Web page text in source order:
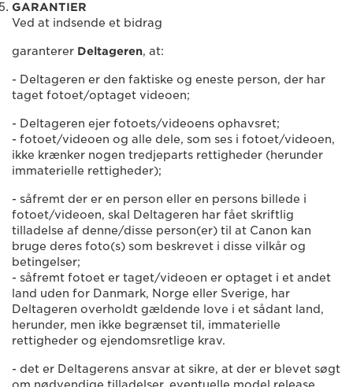
GARANTIER
Ved at indsende et bidrag
garanterer Deltageren, at:
- Deltageren er den faktiske og eneste person, der har
taget fotoet/optaget videoen;
- Deltageren ejer fotoets/videoens ophavsret;
- fotoet/videoen og alle dele, som ses i fotoet/videoen,
ikke krænker nogen tredjeparts rettigheder (herunder
immaterielle rettigheder);
- såfremt der er en person eller en persons billede i
fotoet/videoen, skal Deltageren har fået skriftlig
tilladelse af denne/disse person(er) til at Canon kan
bruge deres foto(s) som beskrevet i disse vilkår og
betingelser;
- såfremt fotoet er taget/videoen er optaget i et andet
land uden for Danmark, Norge eller Sverige, har
Deltageren overholdt gældende love i et sådant land,
herunder, men ikke begrænset til, immaterielle
rettigheder og ejendomsretlige krav.
- det er Deltagerens ansvar at sikre, at der er blevet søgt